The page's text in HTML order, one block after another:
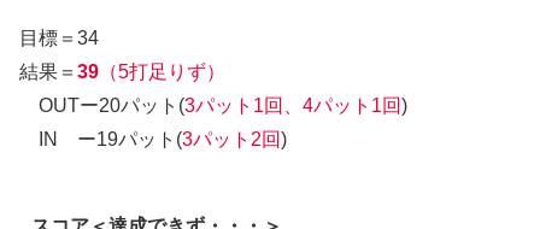
目標＝34
結果＝ 39 （5打足りず）
OUTー20パット(3パット1回、4パット1回)
IN ー19パット(3パット2回)